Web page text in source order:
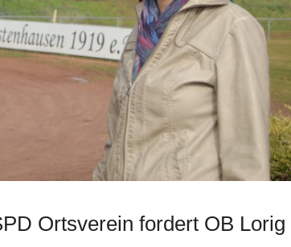
Ortsverein fordert OB Lorig